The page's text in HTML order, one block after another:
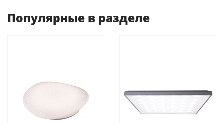
Популярные в разделе